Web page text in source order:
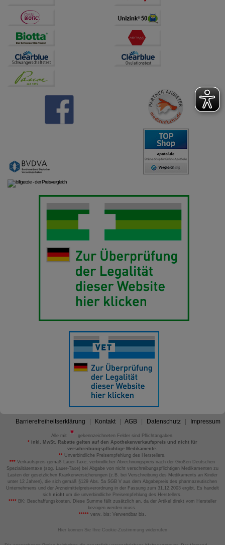
Barrierefreiheitserklärung Kontakt AGB Datenschutz Impressum
Alle mit
gekennzeichneten Felder sind Pflichtangaben.
*inkl. MwSt. Rabatte gelten auf den Apothekenverkaufspreis und nicht für
verschreibungspflichtige Medikamente.
** Unverbindliche Preisempfehlung des Herstellers.
*** Verkaufspreis gemäß Lauer-Taxe; verbindlicher Abrechnungspreis nach der Großen Deutschen
Spezialitätentaxe (sog. Lauer-Taxe) bei Abgabe von nicht verschreibungspflichtigen Medikamenten zu
Lasten der gesetzlichen Krankenversicherungen (z.B. bei Verschreibung des Medikaments an Kinder
unter 12 Jahren), die sich gemäß §129 Abs. 5a SGB V aus dem Abgabepreis des pharmazeutischen
Unternehmens und der Arzneimittelpreisverordnung in der Fassung zum 31.12.2003 ergibt. Es handelt
sich nicht um die unverbindliche Preisempfehlung des Herstellers.
****BK: Beschaffungskosten. Diese Summe fällt zusätzlich an, da der Artikel direkt vom Hersteller
bezogen werden muss.
*****verw. bis: Verwendbar bis.
Hier können Sie Ihre Cookie-Zustimmung widerrufen